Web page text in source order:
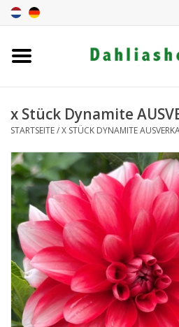
Dahlien Angebot
Dahlie Farbe
Dahlie Klasse
Geschenkgutschein
Allgemein
x Stück Dynamite
STARTSEITE/X STÜCK DYNAMITE